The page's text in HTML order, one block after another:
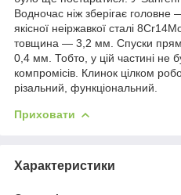
Водночас ніж зберігає головне
якісної неіржавкої сталі
товщина — 3,2 мм. Спуски
0,4 мм. Тобто, у цій частині не
компромісів. Клинок цілком
різальний, функціональний.
Приховати
Характеристики